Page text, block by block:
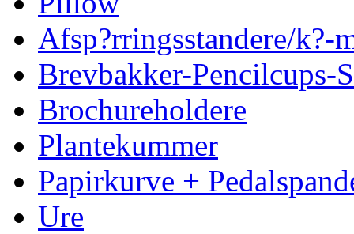
Afsp?rringsstandere/k?-
Brevbakker-Pencilcups-
Brochureholdere
Plantekummer
Papirkurve +
Ure